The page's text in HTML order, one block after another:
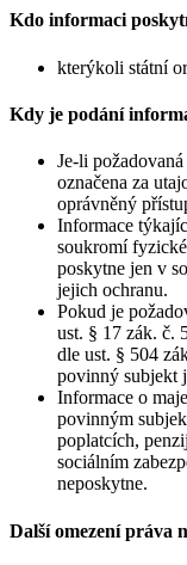
Kdo informaci
kterýkoli státní
Kdy je podání
Je-li
označena za
oprávněný
Informace
soukromí
poskytne jen v
jejich ochranu.
Pokud je
ust. § 17 zák. č.
dle ust. § 504
povinný subjekt
Informace o
povinným
poplatcích,
sociálním
neposkytne.
Další omezení práva